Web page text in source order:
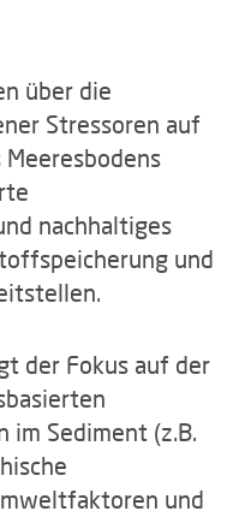
über die
Stressoren auf
nachhaltiges
und
der Fokus auf der
im Sediment (z.B.
und